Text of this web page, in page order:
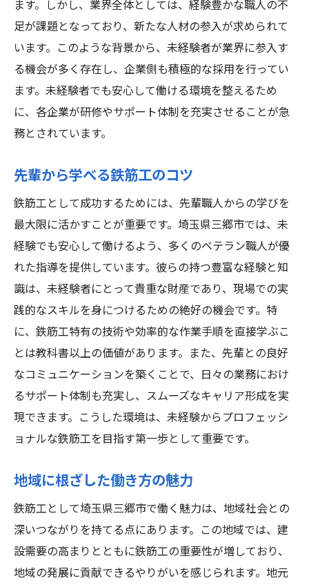
ます。しかし、業界全体としては、経験豊かな職人の不
足が課題となっており、新たな人材の参入が求められて
います。このような背景から、未経験者が業界に参入す
る機会が多く存在し、企業側も積極的な採用を行ってい
ます。未経験者でも安心して働ける環境を整えるため
に、各企業が研修やサポート体制を充実させることが急
務とされています。
先輩から学べる鉄筋工のコツ
鉄筋工として成功するためには、先輩職人からの学びを
最大限に活かすことが重要です。埼玉県三郷市では、未
経験でも安心して働けるよう、多くのベテラン職人が優
れた指導を提供しています。彼らの持つ豊富な経験と知
識は、未経験者にとって貴重な財産であり、現場での実
践的なスキルを身につけるための絶好の機会です。特
に、鉄筋工特有の技術や効率的な作業手順を直接学ぶこ
とは教科書以上の価値があります。また、先輩との良好
なコミュニケーションを築くことで、日々の業務におけ
るサポート体制も充実し、スムーズなキャリア形成を実
現できます。こうした環境は、未経験からプロフェッシ
ョナルな鉄筋工を目指す第一歩として重要です。
地域に根ざした働き方の魅力
鉄筋工として埼玉県三郷市で働く魅力は、地域社会との
深いつながりを持てる点にあります。この地域では、建
設需要の高まりとともに鉄筋工の重要性が増しており、
地域の発展に貢献できるやりがいを感じられます。地元